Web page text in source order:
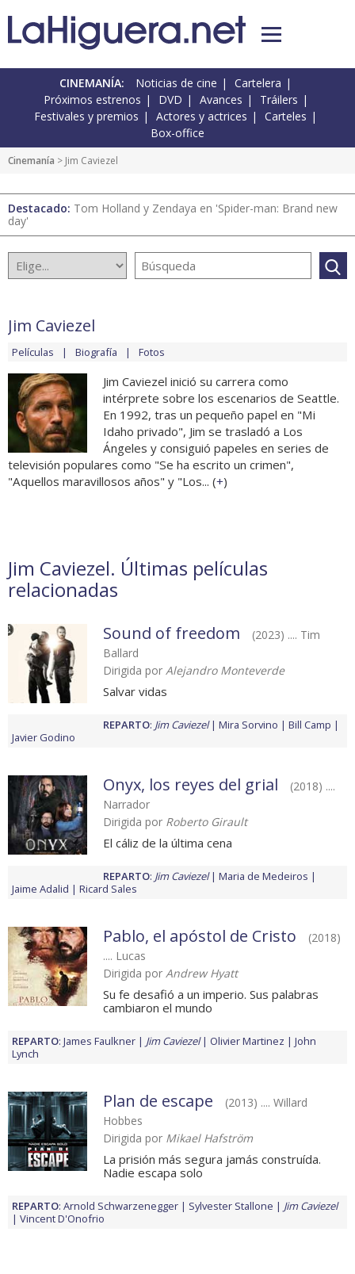
CINEMANÍA: Noticias de cine
Cartelera
Próximos estrenos
DVD Avances
Tráilers
Festivales y premios
Actores y actrices
Carteles
Box-office
Cinemanía > Jim Caviezel
Destacado: Tom Holland y Zendaya en 'Spider-man: Brand new
day'
Jim Caviezel
Películas Biografía Fotos
Jim Caviezel inició su carrera como
intérprete sobre los escenarios de Seattle.
En 1992, tras un pequeño papel en "Mi
Idaho privado", Jim se trasladó a Los
Ángeles y consiguió papeles en series de
televisión populares como "Se ha escrito un crimen",
"Aquellos maravillosos años" y "Los... (+)
Jim Caviezel. Últimas películas
relacionadas
Sound of freedom
(2023) .... Tim
Ballard
Dirigida por Alejandro Monteverde
Salvar vidas
REPARTO: Jim Caviezel Mira Sorvino
Bill Camp
Javier Godino
Onyx, los reyes del grial
(2018) ....
Narrador
Dirigida por Roberto Girault
El cáliz de la última cena
REPARTO: Jim Caviezel
Maria de Medeiros
Jaime Adalid
Ricard Sales
Pablo, el apóstol de Cristo
(2018)
.... Lucas
Dirigida por Andrew Hyatt
Su fe desafió a un imperio. Sus palabras
cambiaron el mundo
REPARTO: James Faulkner Jim Caviezel Olivier Martinez
John
Lynch
Plan de escape
(2013) .... Willard
Hobbes
Dirigida por Mikael Hafström
La prisión más segura jamás construída.
Nadie escapa solo
REPARTO: Arnold Schwarzenegger Sylvester Stallone
Jim Caviezel
Vincent D'Onofrio